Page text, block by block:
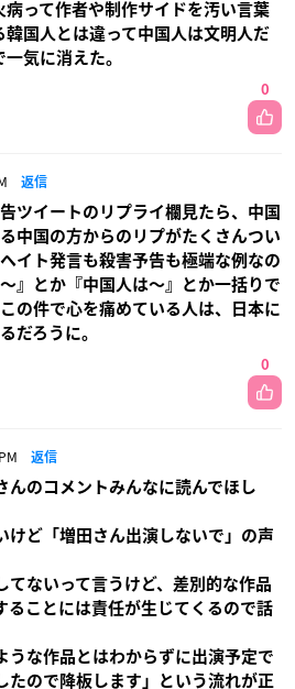
病って作者や制作サイドを汚い言葉
韓国人とは違って中国人は文明人だ
気に消えた。
0
返信
ツイートのリプライ欄見たら、中国
中国の方からのリプがたくさんつい
イト発言も殺害予告も極端な例なの
』とか『中国人は〜』とか一括りで
の件で心を痛めている人は、日本に
だろうに。
0
返信
んのコメントみんなに読んでほし
けど「増田さん出演しないで」の声
てないって言うけど、差別的な作品
ることには責任が生じてくるので話
うな作品とはわからずに出演予定で
たので降板します」という流れが正